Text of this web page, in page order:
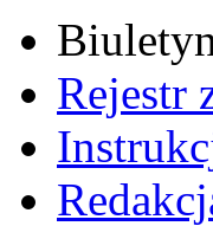
Rejestr